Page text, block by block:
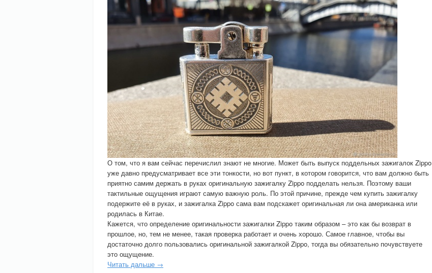
О том, что я вам сейчас перечислил знают не многие. Может быть выпуск поддельных зажигалок Zippo
уже давно предусматривает все эти тонкости, но вот пункт, в котором говорится, что вам должно быть
приятно самим держать в руках оригинальную зажигалку Zippo подделать нельзя. Поэтому ваши
тактильные ощущения играют самую важную роль. По этой причине, прежде чем купить зажигалку
подержите её в руках, и зажигалка Zippo сама вам подскажет оригинальная ли она американка или
родилась в Китае.
Кажется, что определение оригинальности зажигалки Zippo таким образом – это как бы возврат в
прошлое, но, тем не менее, такая проверка работает и очень хорошо. Самое главное, чтобы вы
достаточно долго пользовались оригинальной зажигалкой Zippo, тогда вы обязательно почувствуете
это ощущение.
Читать дальше →